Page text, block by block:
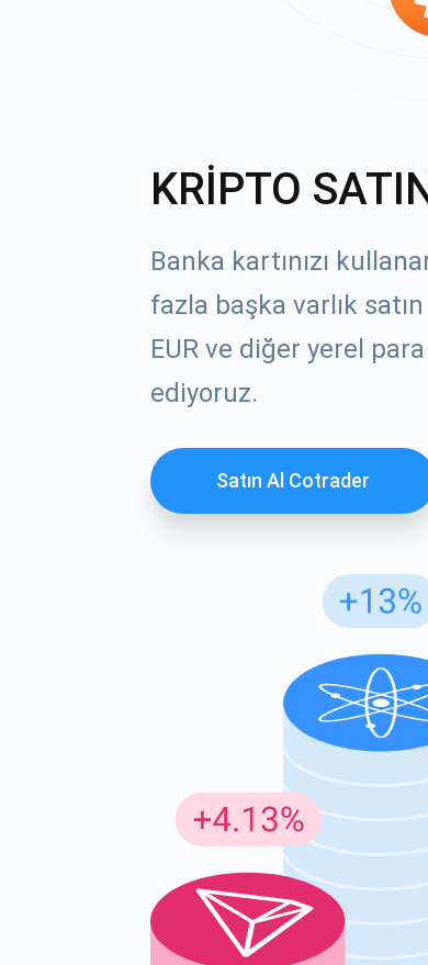
KRİPTO
Banka kartınızı
fazla başka varlık
EUR ve diğer yerel
ediyoruz.
Satın Al Cotrader